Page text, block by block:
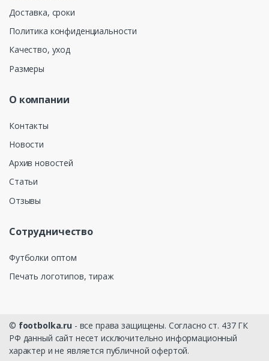
Доставка, сроки
Политика конфиденциальности
Качество, уход
Размеры
О компании
Контакты
Новости
Архив новостей
Статьи
Отзывы
Сотрудничество
Футболки оптом
Печать логотипов, тираж
© footbolka.ru - все права защищены. Согласно ст. 437 ГК
РФ данный сайт несет исключительно информационный
характер и не является публичной офертой.